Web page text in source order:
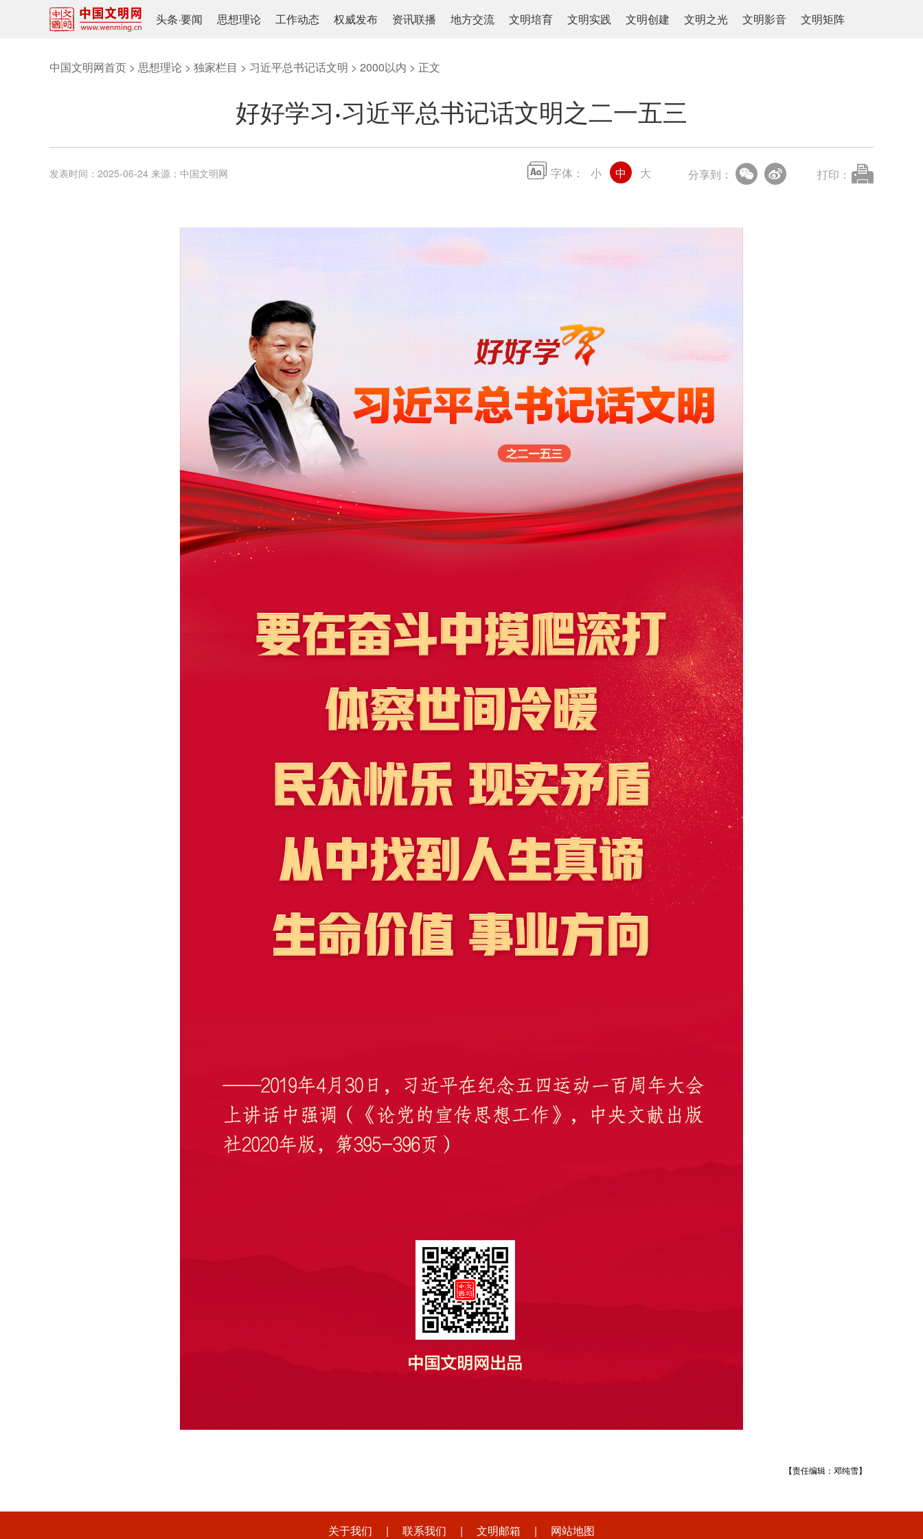
头条·要闻 思想理论 工作动态 权威发布 资讯联播 地方交流 文明培育 文明实践 文明创建 文明之光 文明影音 文明矩阵
中国文明网首页 > 思想理论 > 独家栏目 > 习近平总书记话文明 > 2000以内 > 正文
好好学习·习近平总书记话文明之二一五三
发表时间： 2025-06-24 来源： 中国文明网 字体： 小 中 大 分享到： 打印：
【责任编辑：邓纯雪】
关于我们 | 联系我们 | 文明邮箱 | 网站地图